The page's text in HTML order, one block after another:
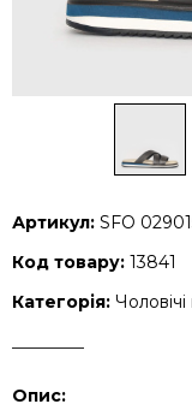
Артикул: SFO
Код товару: 13841
Категорія:
Опис: